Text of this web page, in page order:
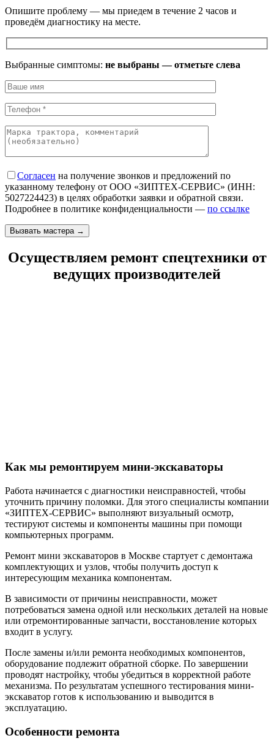
Опишите проблему — мы приедем в течение 2 часов и
проведём диагностику на месте.
Выбранные симптомы: не выбраны — отметьте слева
Согласен на получение звонков и предложений по
указанному телефону от ООО «ЗИПТЕХ-СЕРВИС» (ИНН:
5027224423) в целях обработки заявки и обратной связи.
Подробнее в политике конфиденциальности — по ссылке
Осуществляем ремонт спецтехники от
ведущих производителей
Как мы ремонтируем мини-экскаваторы
Работа начинается с диагностики неисправностей, чтобы
уточнить причину поломки. Для этого специалисты компании
«ЗИПТЕХ-СЕРВИС» выполняют визуальный осмотр,
тестируют системы и компоненты машины при помощи
компьютерных программ.
Ремонт мини экскаваторов в Москве стартует с демонтажа
комплектующих и узлов, чтобы получить доступ к
интересующим механика компонентам.
В зависимости от причины неисправности, может
потребоваться замена одной или нескольких деталей на новые
или отремонтированные запчасти, восстановление которых
входит в услугу.
После замены и/или ремонта необходимых компонентов,
оборудование подлежит обратной сборке. По завершении
проводят настройку, чтобы убедиться в корректной работе
механизма. По результатам успешного тестирования мини-
экскаватор готов к использованию и выводится в
эксплуатацию.
Особенности ремонта